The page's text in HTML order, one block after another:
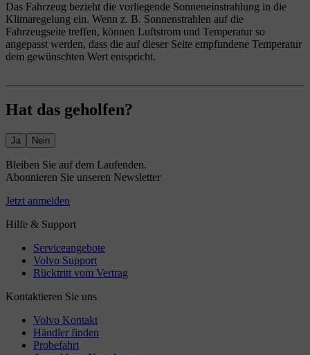
Das Fahrzeug bezieht die vorliegende Sonneneinstrahlung in die
Klimaregelung ein. Wenn z. B. Sonnenstrahlen auf die
Fahrzeugseite treffen, können Luftstrom und Temperatur so
angepasst werden, dass die auf dieser Seite empfundene Temperatur
dem gewünschten Wert entspricht.
Hat das geholfen?
Ja Nein